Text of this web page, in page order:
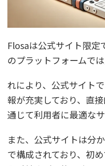
Flosaは公式サイト限定
のプラットフォームで
れにより、公式サイト
報が充実しており、直
通じて利用者に最適な
また、公式サイトは分
で構成されており、初